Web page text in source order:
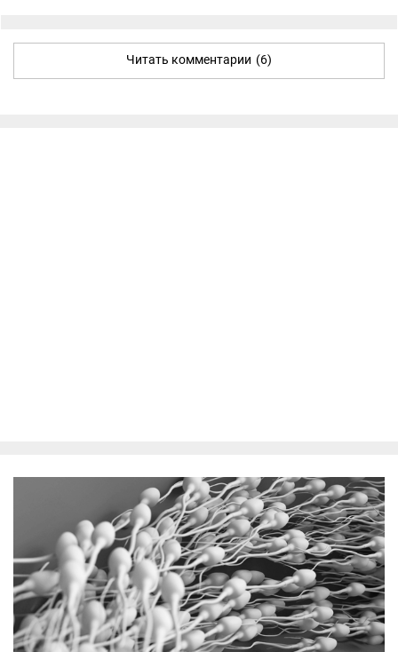
Читать комментарии (6)